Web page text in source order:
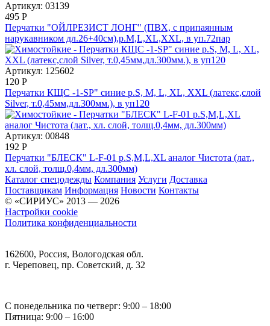
Артикул: 03139
495 Р
Перчатки "ОЙЛРЕЗИСТ ЛОНГ" (ПВХ, с припаянным
нарукавником дл.26+40см),р.M,L,XL,XXL, в уп.72пар
Артикул: 125602
120 Р
Перчатки КЩС -1-SP" синие р.S, M, L, XL, XXL (латекс,слой
Silver, т.0,45мм,дл.300мм.), в уп120
Артикул: 00848
192 Р
Перчатки "БЛЕСК" L-F-01 р.S,M,L,XL аналог Чистота (лат.,
хл. слой, толщ.0,4мм, дл.300мм)
Каталог спецодежды Компания Услуги Доставка
Поставщикам Информация Новости Контакты
© «СИРИУС» 2013 — 2026
Настройки cookie
Политика конфиденциальности
162600, Россия, Вологодская обл.
г. Череповец, пр. Советский, д. 32
С понедельника по четверг: 9:00 – 18:00
Пятница: 9:00 – 16:00